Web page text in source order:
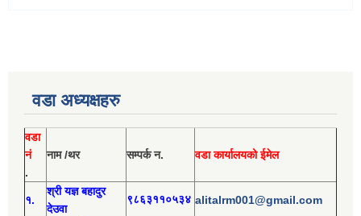
वडा अध्यक्षहरु
वडा
नं
.
नाम /थर सम्पर्क न. वडा कार्यालयको ईमेल
१.
श्री यज्ञ बहादुर
देउवा
९८६३११०५३४ alitalrm001@gmail.com